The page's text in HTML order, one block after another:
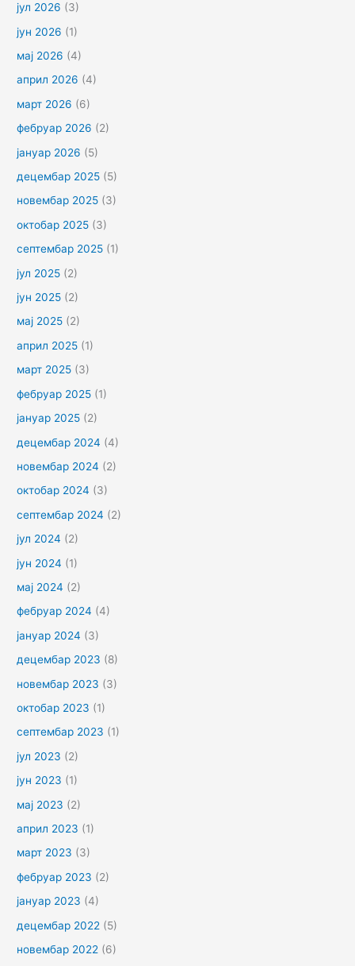
јул 2026 (3)
јун 2026 (1)
мај 2026 (4)
април 2026 (4)
март 2026 (6)
фебруар 2026 (2)
јануар 2026 (5)
децембар 2025 (5)
новембар 2025 (3)
октобар 2025 (3)
септембар 2025 (1)
јул 2025 (2)
јун 2025 (2)
мај 2025 (2)
април 2025 (1)
март 2025 (3)
фебруар 2025 (1)
јануар 2025 (2)
децембар 2024 (4)
новембар 2024 (2)
октобар 2024 (3)
септембар 2024 (2)
јул 2024 (2)
јун 2024 (1)
мај 2024 (2)
фебруар 2024 (4)
јануар 2024 (3)
децембар 2023 (8)
новембар 2023 (3)
октобар 2023 (1)
септембар 2023 (1)
јул 2023 (2)
јун 2023 (1)
мај 2023 (2)
април 2023 (1)
март 2023 (3)
фебруар 2023 (2)
јануар 2023 (4)
децембар 2022 (5)
новембар 2022 (6)